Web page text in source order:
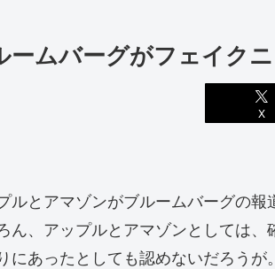
ームバーグがフェイク
X
ルとアマゾンがブルームバーグの報
ん、アップルとアマゾンとしては
にあったとしても認めないだろうが